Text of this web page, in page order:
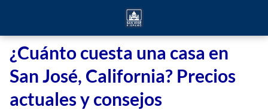
¿Cuánto cuesta una casa en
San José, California? Precios
actuales y consejos